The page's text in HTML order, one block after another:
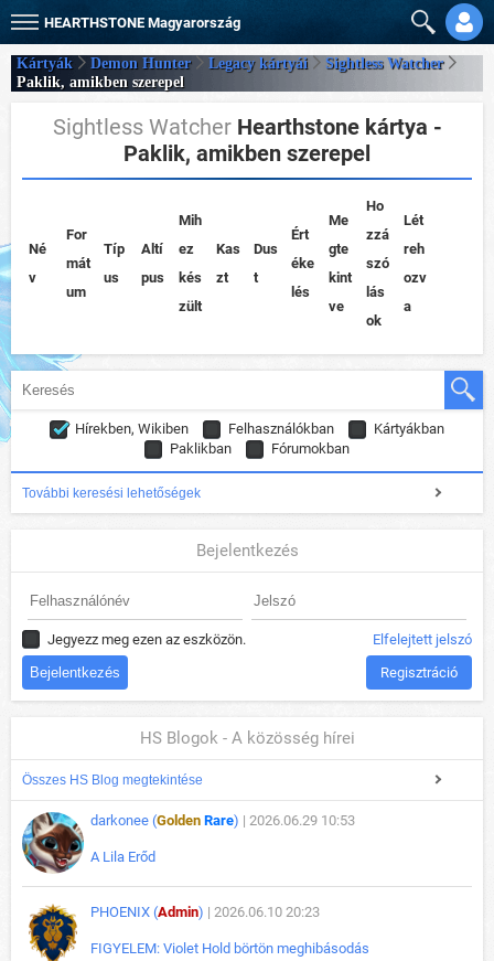
HEARTHSTONE Magyarország
Kártyák Demon Hunter Legacy kártyái
Sightless Watcher
Paklik, amikben szerepel
Sightless WatcherHearthstone kártya -
Paklik, amikben szerepel
Né
v
For
mát
um
Típ
us
Altí
pus
Mih
ez
kés
zült
Kas
zt
Dus
t
Ért
éke
lés
Me
gte
kint
ve
Ho
zzá
szó
lás
ok
Lét
reh
ozv
a
Hírekben, Wikiben Felhasználókban
Kártyákban
Paklikban
Fórumokban
További keresési lehetőségek
Bejelentkezés
Jegyezz meg ezen az eszközön. Elfelejtett jelszó
Regisztráció
HS Blogok - A közösség hírei
Összes HS Blog megtekintése
darkonee (Golden Rare) | 2026.06.29 10:53
A Lila Erőd
PHOENIX (Admin) | 2026.06.10 20:23
FIGYELEM: Violet Hold börtön meghibásodás